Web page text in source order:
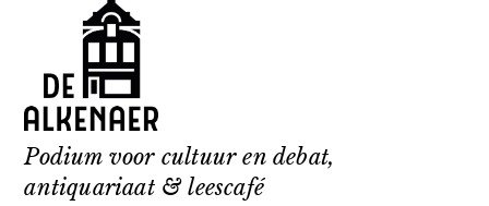
content
Podium voor cultuur en debat,
antiquariaat & leescafé